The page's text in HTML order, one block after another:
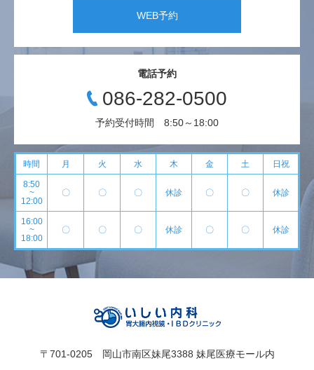
WEB予約
電話予約
086-282-0500
予約受付時間 8:50～18:00
時間 月 火 水 木 金 土 日祝
8:50
~
12:00
〇 〇 〇 休診 〇 〇 休診
16:00
~
18:00
〇 〇 〇 休診 〇 〇 休診
〒701-0205 岡山市南区妹尾3388 妹尾医療モール内